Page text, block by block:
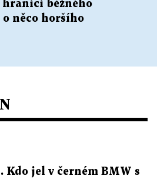
běžného
něco horšího
Kdo jel v černém BMW s